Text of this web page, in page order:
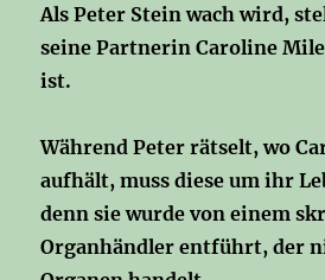
Als Peter Stein wach wird,
seine Partnerin Caroline
ist.
Während Peter rätselt, wo
aufhält, muss diese um ihr
denn sie wurde von einem
Organhändler entführt, der